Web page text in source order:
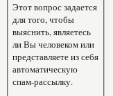
Этот вопрос задается
для того, чтобы
выяснить, являетесь
ли Вы человеком или
представляете из себя
автоматическую
спам-рассылку.